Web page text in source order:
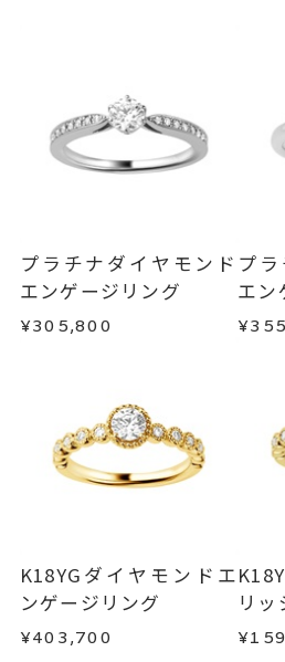
料金を頂戴
サイズ直し
#6.5以下は
カテゴリー
婚約指輪(エ
インサイド
刻印文字数
サイズ#4.5ま
サイズ#5以上
刻印字体
文字タイプA
タイプCより
メンバーシップ未登録の
わせフォームよりご連絡く
返品・交換以下の場合、商
・受注生産の商品
・お客さまのお手元で傷や汚
・到着後ご連絡無く7日以上
・刻印をお入れした商品
・過度な交換・返品を繰り返
商品の品質には万全を期し
不良品の場合、またはご注
はお問い合わせフォームよ
この場合の返送料は弊社に
で、着払いにてご返送くだ
詳細はこちら
プラチナダイヤモンド
エンゲージリング
¥305,800
プ
エン
K18YGダイヤモンドエ
ンゲージリング
¥403,700
リッ